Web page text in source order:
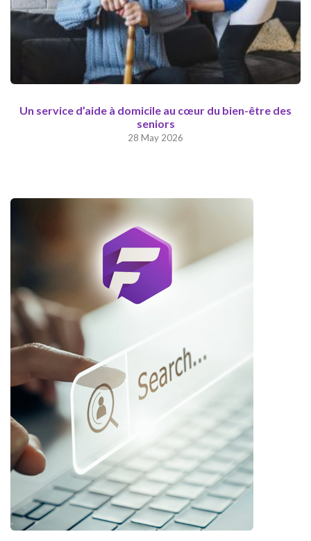
Un service d’aide à domicile au cœur du bien-être des
seniors
28 May 2026